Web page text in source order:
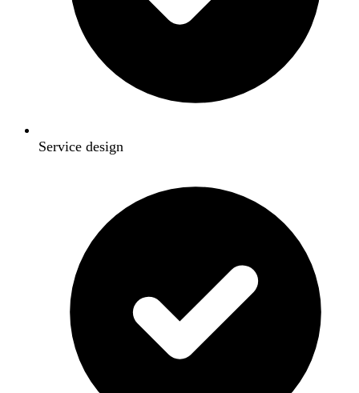
Service design